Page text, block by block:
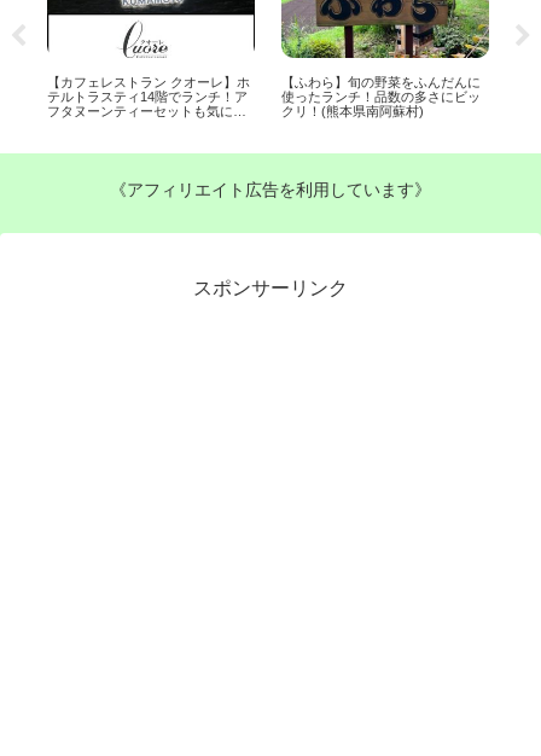
【更紗茶屋】またまた佐土原に人
気店!花かご膳ランチ(熊本市東区佐
土原)
【熊本グルメ情報】ランチ＆ディ
ナー！メニューやアクセスも詳し
く発信！
《アフィリエイト広告を利用しています》
スポンサーリンク